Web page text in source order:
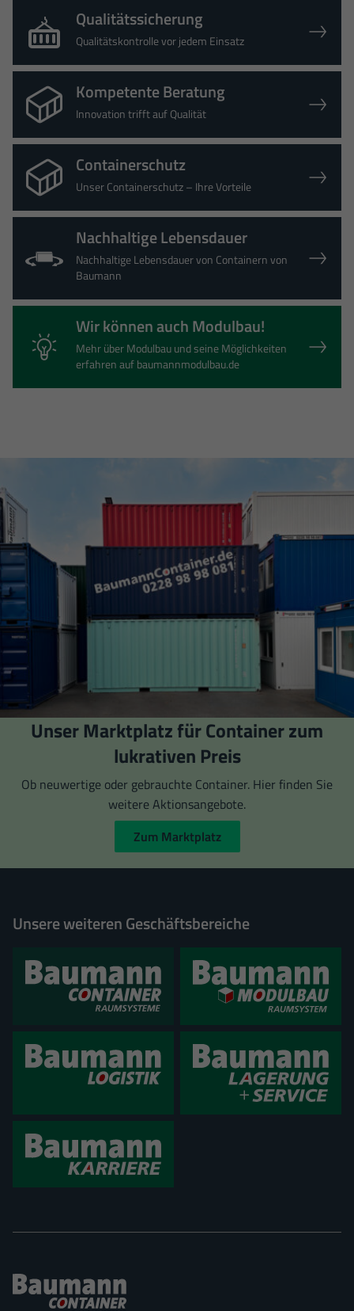
Qualitätssicherung
Qualitätskontrolle vor jedem Einsatz
Kompetente Beratung
Innovation trifft auf Qualität
Containerschutz
Unser Containerschutz – Ihre Vorteile
Nachhaltige Lebensdauer
Nachhaltige Lebensdauer von Containern von
Baumann
Wir können auch Modulbau!
Mehr über Modulbau und seine Möglichkeiten
erfahren auf baumannmodulbau.de
Unser Marktplatz für Container zum
lukrativen Preis
Ob neuwertige oder gebrauchte Container. Hier finden Sie
weitere Aktionsangebote.
Zum Marktplatz
Unsere weiteren Geschäftsbereiche